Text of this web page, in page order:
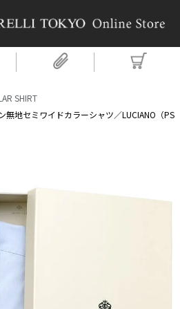
SHIRT
無地セミワイドカラーシャツ／LUCIANO（PS